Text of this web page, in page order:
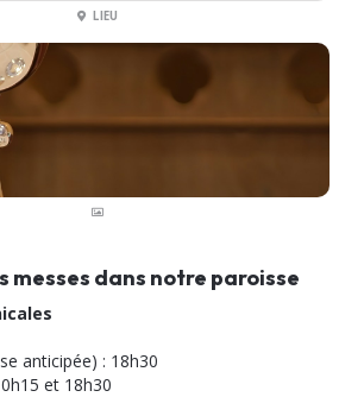
LIEU
messes dans notre paroisse
anticipée) : 18h30
et 18h30